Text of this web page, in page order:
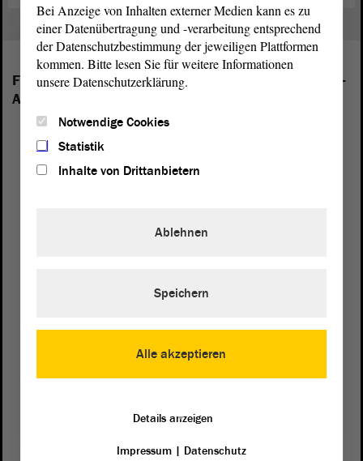
Folgende Fraktionen sind im Landtag von Sachsen-
Anhalt vertreten:
von Sachsen-Anhalt
39104 Magdeburg
Bei Anzeige von Inhalten externer Medien kann es zu
einer Datenübertragung und -verarbeitung entsprechend
der Datenschutzbestimmung der jeweiligen Plattformen
kommen. Bitte lesen Sie für weitere Informationen
unsere Datenschutzerklärung.
Notwendige Cookies
Statistik
Inhalte von Drittanbietern
Alle akzeptieren
Ablehnen
Speichern
Details anzeigen
Impressum| Datenschutz